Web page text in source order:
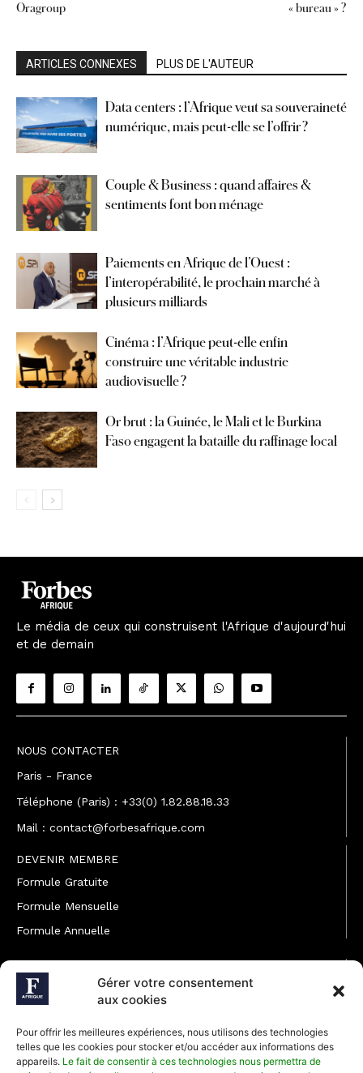
Gérer votre consentement
aux cookies
Pour offrir les meilleures expériences, nous utilisons des technologies
telles que les cookies pour stocker et/ou accéder aux informations des
appareils. Le fait de consentir à ces technologies nous permettra de
Oragroup
« bureau » ?
ARTICLES CONNEXES PLUS DE L'AUTEUR
Data centers : l’Afrique veut sa souveraineté
numérique, mais peut-elle se l’offrir ?
Couple & Business : quand affaires &
sentiments font bon ménage
Paiements en Afrique de l’Ouest :
l’interopérabilité, le prochain marché à
plusieurs milliards
Cinéma : l’Afrique peut-elle enfin
construire une véritable industrie
audiovisuelle ?
Or brut : la Guinée, le Mali et le Burkina
Faso engagent la bataille du raffinage local
Le média de ceux qui construisent l'Afrique d'aujourd'hui
et de demain
NOUS CONTACTER
Paris - France
Téléphone (Paris) : +33(0) 1.82.88.18.33
Mail : contact@forbesafrique.com
DEVENIR MEMBRE
Formule Gratuite
Formule Mensuelle
Formule Annuelle
JOINDRE L'ÉQUIPE
Rédaction
Développement commercial
Communiquer avec Forbes Afrique